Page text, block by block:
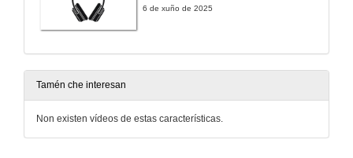
6 de xuño de 2025
Tamén che interesan
Non existen vídeos de estas características.